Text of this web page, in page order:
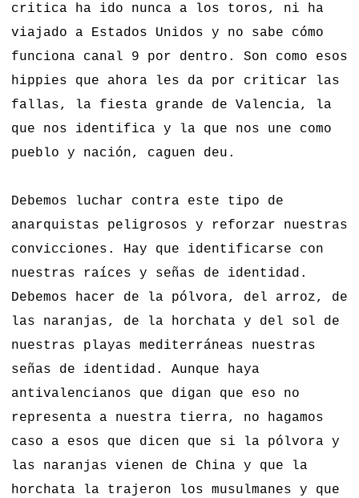
critica ha ido nunca a los toros, ni ha
viajado a Estados Unidos y no sabe cómo
funciona canal 9 por dentro. Son como esos
hippies que ahora les da por criticar las
fallas, la fiesta grande de Valencia, la
que nos identifica y la que nos une como
pueblo y nación, caguen deu.
Debemos luchar contra este tipo de
anarquistas peligrosos y reforzar nuestras
convicciones. Hay que identificarse con
nuestras raíces y señas de identidad.
Debemos hacer de la pólvora, del arroz, de
las naranjas, de la horchata y del sol de
nuestras playas mediterráneas nuestras
señas de identidad. Aunque haya
antivalencianos que digan que eso no
representa a nuestra tierra, no hagamos
caso a esos que dicen que si la pólvora y
las naranjas vienen de China y que la
horchata la trajeron los musulmanes y que